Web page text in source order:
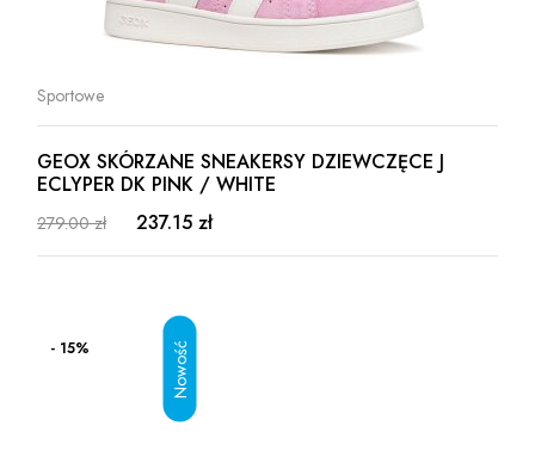
Sportowe
GEOX SKÓRZANE SNEAKERSY DZIEWCZĘCE J
ECLYPER DK PINK / WHITE
279.00 zł 237.15 zł
- 15%